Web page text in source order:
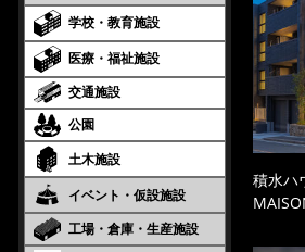
学校・教育施設
医療・福祉施設
交通施設
公園
土木施設
イベント・仮設施設
工場・倉庫・生産施設
積水